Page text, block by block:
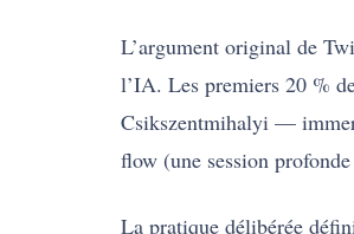
L’argument original de
l’IA. Les premiers 20 %
Csikszentmihalyi —
flow (une session
La pratique délibérée